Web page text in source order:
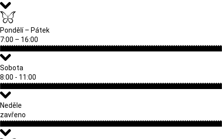
Pondělí – Pátek
7:00 – 16:00
Sobota
8:00 - 11:00
Neděle
zavřeno